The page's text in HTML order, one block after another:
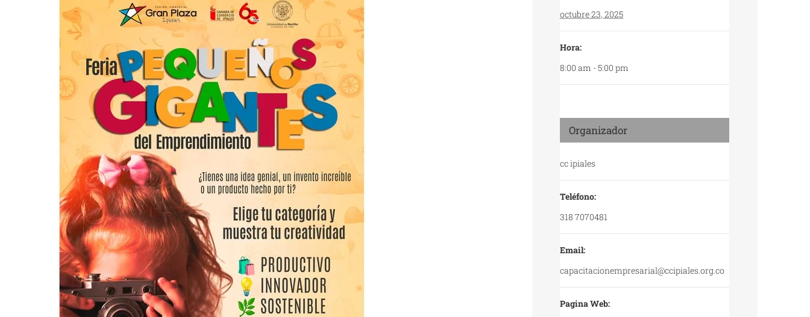
octubre 23, 2025
Hora:
8:00 am - 5:00 pm
Organizador
cc ipiales
Teléfono:
318 7070481
Email:
capacitacionempresarial@ccipiales.org.co
Pagina Web: